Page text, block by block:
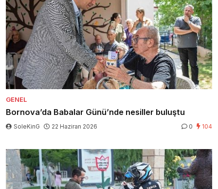
GENEL
Bornova’da Babalar Günü’nde nesiller buluştu
SoleKinG 22 Haziran 2026 0 104